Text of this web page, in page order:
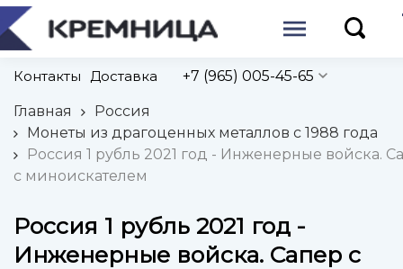
Контакты Доставка +7 (965) 005-45-65
Главная
Россия
Монеты из драгоценных металлов с 1988 года
Россия 1 рубль 2021 год - Инженерные войска.
с миноискателем
Россия 1 рубль 2021 год -
Инженерные войска. Сапер с